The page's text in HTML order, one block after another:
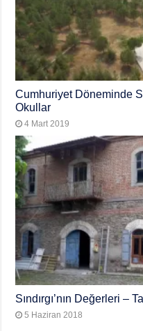
Cumhuriyet Döneminde
Okullar
4 Mart 2019
Sındırgı’nın Değerleri –
5 Haziran 2018